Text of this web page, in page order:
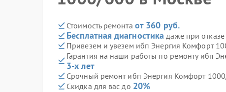
Стоимость ремонта от 360 руб.
Бесплатная диагностика даже при отказе
Привезем и увезем ибп Энергия Комфорт
Гарантия на наши работы по ремонту ибп
3-х лет
Срочный ремонт ибп Энергия Комфорт
Скидка для вас до 20%